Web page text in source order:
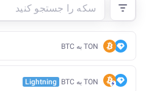
TON به BTC
TON به BTC Lightning